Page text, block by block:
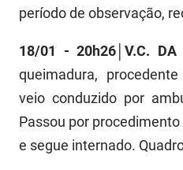
período de observação,
18/01 - 20h26│V.C. DA
queimadura,
veio conduzido por
Passou por
e segue internado.